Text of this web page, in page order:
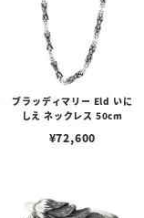
ブラッディマリー Eld いに
しえ ネックレス 50cm
¥72,600